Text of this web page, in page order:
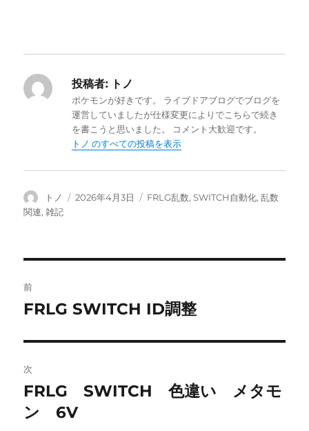
投稿者: トノ
ポケモンが好きです。 ライブドアブログでブログを
運営していましたが仕様変更によりでこちらで続き
を書こうと思いました。 コメント大歓迎です。
トノ のすべての投稿を表示
投
稿
トノ
投
2026年4月3日
カ
FRLG乱数,SWITCH自動化,乱数
関連,雑記
稿
ビ
ゲ
ー
前
前
投
稿:
FRLG SWITCH ID調整
次
次
の
FRLG SWITCH 色違い メタモ
ン 6V